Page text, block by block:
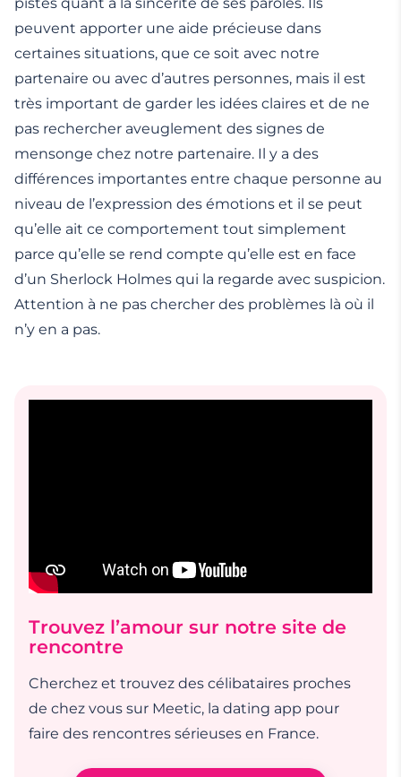
peuvent apporter une aide précieuse dans
certaines situations, que ce soit avec notre
partenaire ou avec d’autres personnes, mais il est
très important de garder les idées claires et de ne
pas rechercher aveuglement des signes de
mensonge chez notre partenaire. Il y a des
différences importantes entre chaque personne au
niveau de l’expression des émotions et il se peut
qu’elle ait ce comportement tout simplement
parce qu’elle se rend compte qu’elle est en face
d’un Sherlock Holmes qui la regarde avec suspicion.
Attention à ne pas chercher des problèmes là où il
n’y en a pas.
Trouvez l’amour sur notre site de
rencontre
Cherchez et trouvez des célibataires proches
de chez vous sur Meetic, la dating app pour
faire des rencontres sérieuses en France.